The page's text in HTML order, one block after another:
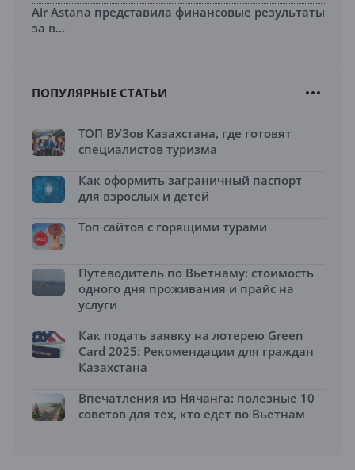
Air Astana представила финансовые результаты
за в...
ПОПУЛЯРНЫЕ СТАТЬИ
ТОП ВУЗов Казахстана, где готовят
специалистов туризма
Как оформить заграничный паспорт
для взрослых и детей
Топ сайтов с горящими турами
Путеводитель по Вьетнаму: стоимость
одного дня проживания и прайс на
услуги
Как подать заявку на лотерею Green
Card 2025: Рекомендации для граждан
Казахстана
Впечатления из Нячанга: полезные 10
советов для тех, кто едет во Вьетнам